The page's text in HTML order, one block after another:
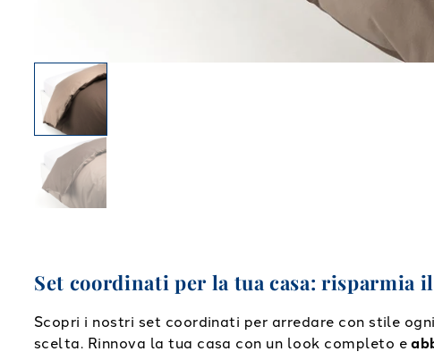
Set coordinati per la tua casa: risparmia il
Scopri i nostri set coordinati per arredare con stile
scelta. Rinnova la tua casa con un look completo e